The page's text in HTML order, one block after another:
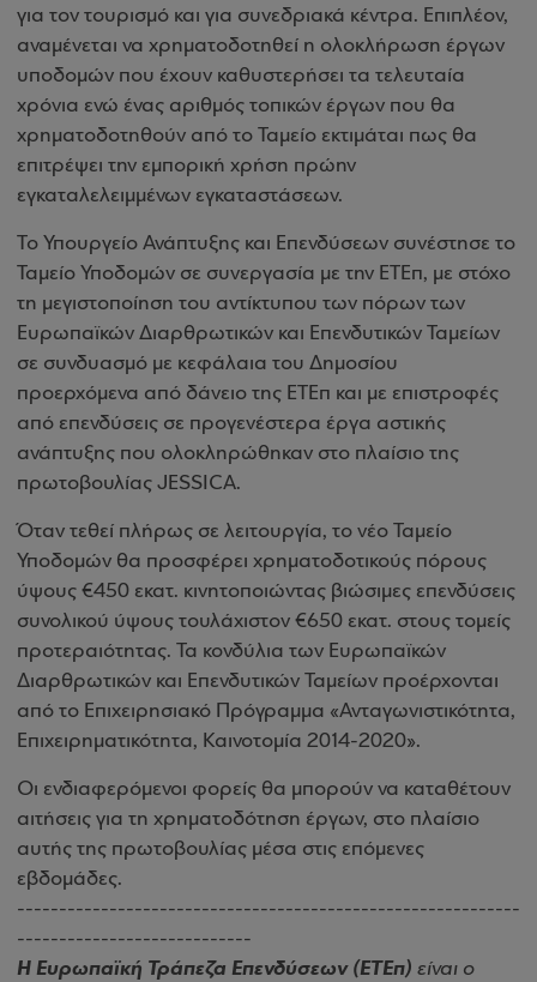
για τον τουρισμό και για συνεδριακά κέντρα. Επιπλέον,
αναμένεται να χρηματοδοτηθεί η ολοκλήρωση έργων
υποδομών που έχουν καθυστερήσει τα τελευταία
χρόνια ενώ ένας αριθμός τοπικών έργων που θα
χρηματοδοτηθούν από το Ταμείο εκτιμάται πως θα
επιτρέψει την εμπορική χρήση πρώην
εγκαταλελειμμένων εγκαταστάσεων.
Το Υπουργείο Ανάπτυξης και Επενδύσεων συνέστησε το
Ταμείο Υποδομών σε συνεργασία με την ΕΤΕπ, με στόχο
τη μεγιστοποίηση του αντίκτυπου των πόρων των
Ευρωπαϊκών Διαρθρωτικών και Επενδυτικών Ταμείων
σε συνδυασμό με κεφάλαια του Δημοσίου
προερχόμενα από δάνειο της ΕΤΕπ και με επιστροφές
από επενδύσεις σε προγενέστερα έργα αστικής
ανάπτυξης που ολοκληρώθηκαν στο πλαίσιο της
πρωτοβουλίας JESSICA.
Όταν τεθεί πλήρως σε λειτουργία, το νέο Ταμείο
Υποδομών θα προσφέρει χρηματοδοτικούς πόρους
ύψους €450 εκατ. κινητοποιώντας βιώσιμες επενδύσεις
συνολικού ύψους τουλάχιστον €650 εκατ. στους τομείς
προτεραιότητας. Τα κονδύλια των Ευρωπαϊκών
Διαρθρωτικών και Επενδυτικών Ταμείων προέρχονται
από το Επιχειρησιακό Πρόγραμμα «Ανταγωνιστικότητα,
Επιχειρηματικότητα, Καινοτομία 2014-2020».
Οι ενδιαφερόμενοι φορείς θα μπορούν να καταθέτουν
αιτήσεις για τη χρηματοδότηση έργων, στο πλαίσιο
αυτής της πρωτοβουλίας μέσα στις επόμενες
εβδομάδες.
------------------------------------------------------------
----------------------------
Η Ευρωπαϊκή Τράπεζα Επενδύσεων (ΕΤΕπ) είναι ο